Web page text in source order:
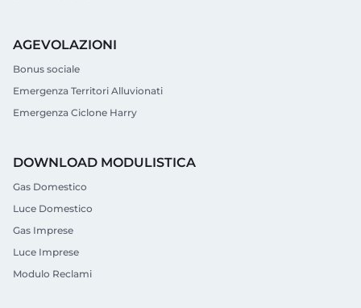
AGEVOLAZIONI
Bonus sociale
Emergenza Territori Alluvionati
Emergenza Ciclone Harry
DOWNLOAD MODULISTICA
Gas Domestico
Luce Domestico
Gas Imprese
Luce Imprese
Modulo Reclami